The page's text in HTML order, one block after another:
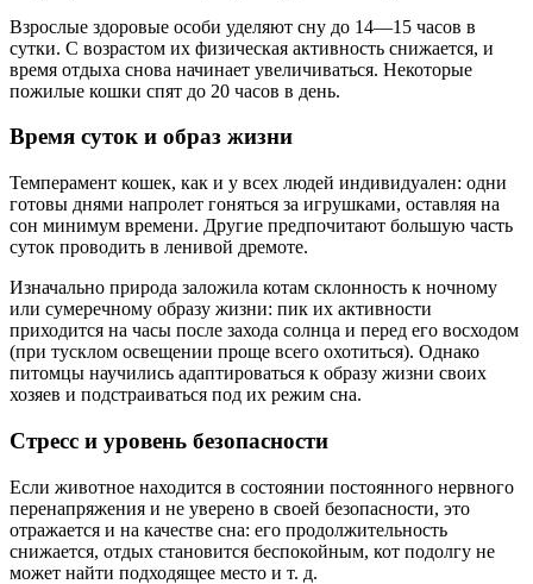
Взрослые здоровые особи уделяют сну до 14—15 часов в
сутки. С возрастом их физическая активность снижается, и
время отдыха снова начинает увеличиваться. Некоторые
пожилые кошки спят до 20 часов в день.
Время суток и образ жизни
Темперамент кошек, как и у всех людей индивидуален: одни
готовы днями напролет гоняться за игрушками, оставляя на
сон минимум времени. Другие предпочитают большую часть
суток проводить в ленивой дремоте.
Изначально природа заложила котам склонность к ночному
или сумеречному образу жизни: пик их активности
приходится на часы после захода солнца и перед его восходом
(при тусклом освещении проще всего охотиться). Однако
питомцы научились адаптироваться к образу жизни своих
хозяев и подстраиваться под их режим сна.
Стресс и уровень безопасности
Если животное находится в состоянии постоянного нервного
перенапряжения и не уверено в своей безопасности, это
отражается и на качестве сна: его продолжительность
снижается, отдых становится беспокойным, кот подолгу не
может найти подходящее место и т. д.